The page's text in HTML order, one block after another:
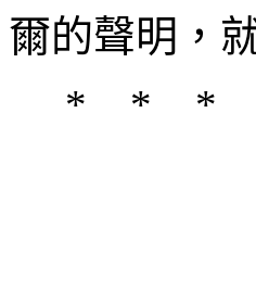
爾的聲明，
* * *